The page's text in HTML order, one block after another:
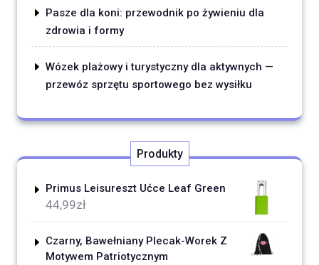
Pasze dla koni: przewodnik po żywieniu dla
zdrowia i formy
Wózek plażowy i turystyczny dla aktywnych —
przewóz sprzętu sportowego bez wysiłku
Produkty
Primus Leisureszt Ućce Leaf Green
44,99zł
Czarny, Bawełniany Plecak-Worek Z
Motywem Patriotycznym